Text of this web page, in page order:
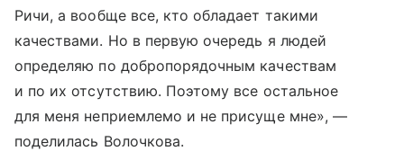
Ричи, а вообще все, кто обладает такими
качествами. Но в первую очередь я людей
определяю по добропорядочным качествам
и по их отсутствию. Поэтому все остальное
для меня неприемлемо и не присуще мне», —
поделилась Волочкова.